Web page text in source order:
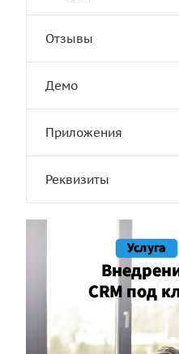
Отзывы
Демо
Приложения
Реквизиты